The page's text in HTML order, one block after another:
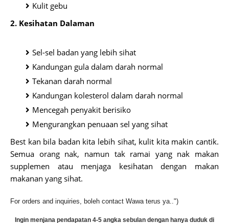
Kulit gebu
2. Kesihatan Dalaman
Sel-sel badan yang lebih sihat
Kandungan gula dalam darah normal
Tekanan darah normal
Kandungan kolesterol dalam darah normal
Mencegah penyakit berisiko
Mengurangkan penuaan sel yang sihat
Best kan bila badan kita lebih sihat, kulit kita makin cantik.
Semua orang nak, namun tak ramai yang nak makan
supplemen atau menjaga kesihatan dengan makan
makanan yang sihat.
For orders and inquiries, boleh contact Wawa terus ya..")
Ingin menjana pendapatan 4-5 angka sebulan dengan hanya duduk di